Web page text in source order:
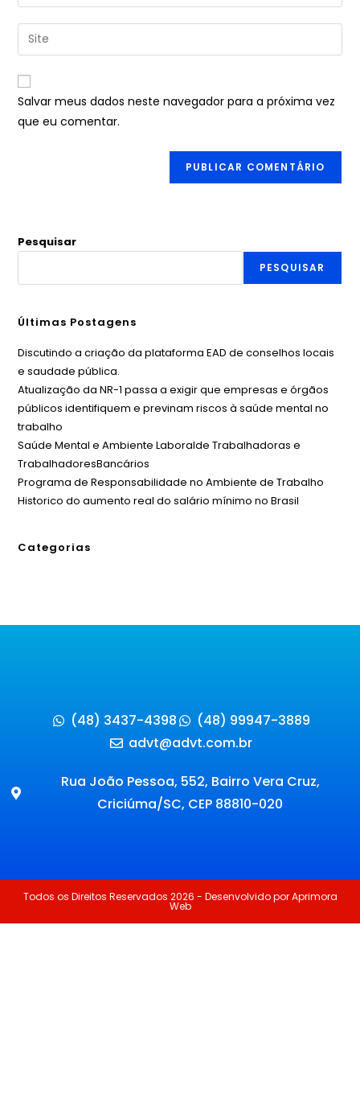
Salvar meus dados neste navegador para a próxima vez
que eu comentar.
Pesquisar
PESQUISAR
Últimas Postagens
Discutindo a criação da plataforma EAD de conselhos locais
e saudade pública.
Atualização da NR-1 passa a exigir que empresas e órgãos
públicos identifiquem e previnam riscos à saúde mental no
trabalho
Saúde Mental e Ambiente Laboralde Trabalhadoras e
TrabalhadoresBancários
Programa de Responsabilidade no Ambiente de Trabalho
Historico do aumento real do salário mínimo no Brasil
Categorias
(48) 3437-4398
(48) 99947-3889
advt@advt.com.br
Rua João Pessoa, 552, Bairro Vera Cruz,
Criciúma/SC, CEP 88810-020
Todos os Direitos Reservados 2026 - Desenvolvido por Aprimora
Web